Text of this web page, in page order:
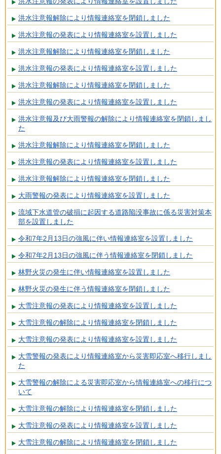
洪水注意報解除により情報連絡室を閉鎖しました
洪水注意報の発表により情報連絡室を設置しました
洪水注意報解除により情報連絡室を閉鎖しました
洪水注意報の発表により情報連絡室を設置しました
洪水注意報解除により情報連絡室を閉鎖しました
洪水注意報の発表により情報連絡室を設置しました
洪水注意報及び大雨警報の解除により情報連絡室を閉鎖しまし
た
洪水注意報解除により情報連絡室を閉鎖しました
洪水注意報の発表により情報連絡室を設置しました
洪水注意報解除により情報連絡室を閉鎖しました
大雨警報の発表により情報連絡室を設置しました
流域下水道管の破損に起因する道路陥没事故に係る災害対策本
部を設置しました
令和7年2月13日の強風に伴い情報連絡室を設置しました
令和7年2月13日の強風に伴う情報連絡室を閉鎖しました
林野火災の発生に伴い情報連絡室を設置しました
林野火災の発生に伴う情報連絡室を閉鎖しました
大雪注意報の発表により情報連絡室を設置しました
大雪注意報の解除により情報連絡室を閉鎖しました
大雪注意報の発表により情報連絡室を設置しました
大雪警報の発表により情報連絡室から災害即応室へ移行しまし
た
大雪警報の解除による災害即応室から情報連絡室への移行につ
いて
大雪注意報の解除により情報連絡室を閉鎖しました
大雪注意報の発表により情報連絡室を設置しました
大雪注意報の解除により情報連絡室を閉鎖しました